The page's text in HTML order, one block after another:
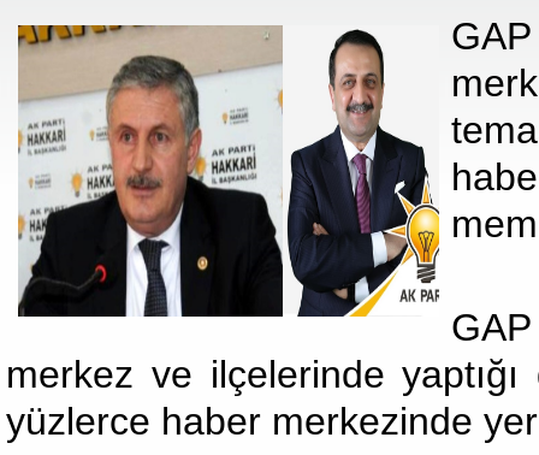
merkez ve ilçelerinde
yüzlerce haber merkezinde